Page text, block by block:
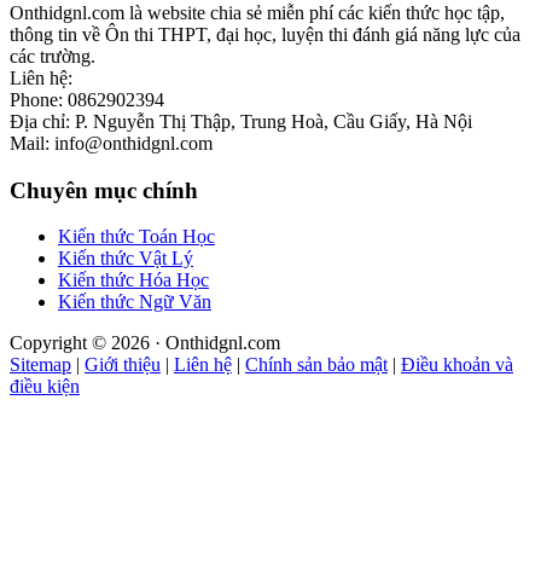
Onthidgnl.com là website chia sẻ miễn phí các kiến thức học tập,
thông tin về Ôn thi THPT, đại học, luyện thi đánh giá năng lực của
các trường.
Liên hệ:
Phone: 0862902394
Địa chỉ: P. Nguyễn Thị Thập, Trung Hoà, Cầu Giấy, Hà Nội
Mail: info@onthidgnl.com
Chuyên mục chính
Kiến thức Toán Học
Kiến thức Vật Lý
Kiến thức Hóa Học
Kiến thức Ngữ Văn
Copyright © 2026 · Onthidgnl.com
Sitemap | Giới thiệu | Liên hệ | Chính sản bảo mật | Điều khoản và
điều kiện